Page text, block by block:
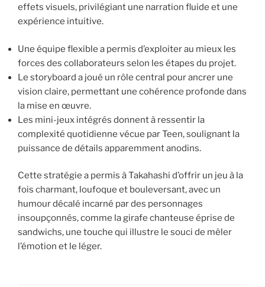
effets visuels, privilégiant une narration fluide et une
expérience intuitive.
Une équipe flexible a permis d’exploiter au mieux les
forces des collaborateurs selon les étapes du projet.
Le storyboard a joué un rôle central pour ancrer une
vision claire, permettant une cohérence profonde dans
la mise en œuvre.
Les mini-jeux intégrés donnent à ressentir la
complexité quotidienne vécue par Teen, soulignant la
puissance de détails apparemment anodins.
Cette stratégie a permis à Takahashi d’offrir un jeu à la
fois charmant, loufoque et bouleversant, avec un
humour décalé incarné par des personnages
insoupçonnés, comme la girafe chanteuse éprise de
sandwichs, une touche qui illustre le souci de mêler
l’émotion et le léger.